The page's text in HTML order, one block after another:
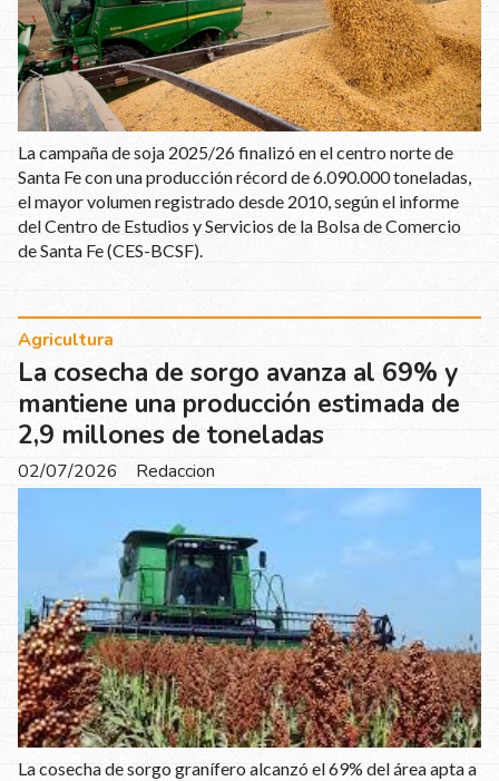
La campaña de soja 2025/26 finalizó en el centro norte de
Santa Fe con una producción récord de 6.090.000 toneladas,
el mayor volumen registrado desde 2010, según el informe
del Centro de Estudios y Servicios de la Bolsa de Comercio
de Santa Fe (CES-BCSF).
La cosecha de sorgo avanza al 69% y
mantiene una producción estimada de
2,9 millones de toneladas
Redaccion
Agricultura
02/07/2026
La cosecha de sorgo granífero alcanzó el 69% del área apta a